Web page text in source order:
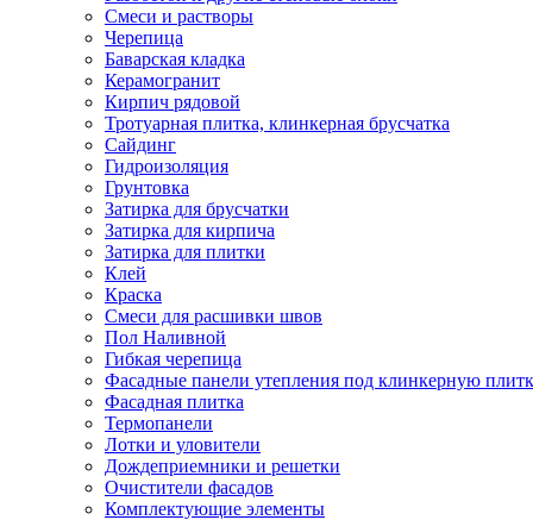
Смеси и растворы
Черепица
Баварская кладка
Керамогранит
Кирпич рядовой
Тротуарная плитка, клинкерная брусчатка
Сайдинг
Гидроизоляция
Грунтовка
Затирка для брусчатки
Затирка для кирпича
Затирка для плитки
Клей
Краска
Смеси для расшивки швов
Пол Наливной
Гибкая черепица
Фасадные панели утепления под клинкерную
Фасадная плитка
Термопанели
Лотки и уловители
Дождеприемники и решетки
Очистители фасадов
Комплектующие элементы